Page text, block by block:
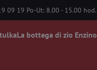
09 19 Po-Ut: 8.00 - 15.00
La bottega di zio Enzino